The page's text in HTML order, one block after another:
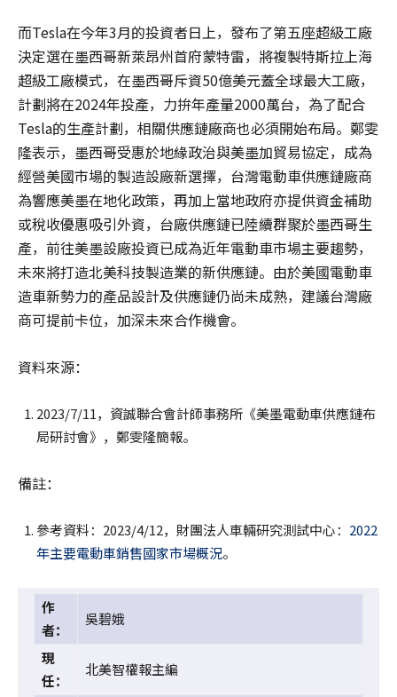
而Tesla在今年3月的投資者日上，發布了第五座超級工廠
決定選在墨西哥新萊昂州首府蒙特雷，將複製特斯拉上海
超級工廠模式，在墨西哥斥資50億美元蓋全球最大工廠，
計劃將在2024年投產，力拚年產量2000萬台，為了配合
Tesla的生產計劃，相關供應鏈廠商也必須開始布局。鄭雯
隆表示，墨西哥受惠於地緣政治與美墨加貿易協定，成為
經營美國市場的製造設廠新選擇，台灣電動車供應鏈廠商
為響應美墨在地化政策，再加上當地政府亦提供資金補助
或稅收優惠吸引外資，台廠供應鏈已陸續群聚於墨西哥生
產，前往美墨設廠投資已成為近年電動車市場主要趨勢，
未來將打造北美科技製造業的新供應鏈。由於美國電動車
造車新勢力的產品設計及供應鏈仍尚未成熟，建議台灣廠
商可提前卡位，加深未來合作機會。
資料來源：
2023/7/11，資誠聯合會計師事務所《美墨電動車供應鏈布
局研討會》，鄭雯隆簡報。
備註：
參考資料：2023/4/12，財團法人車輛研究測試中心： 2022
年主要電動車銷售國家市場概況。
作
者：
吳碧娥
現
任：
北美智權報主編